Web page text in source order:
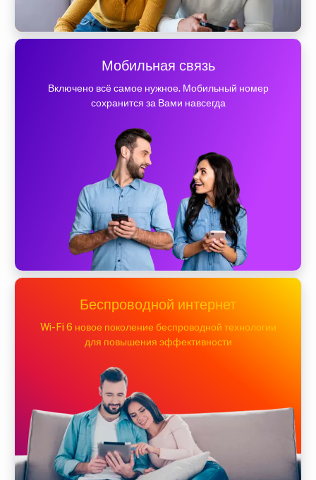
Мобильная связь
Включено всё самое нужное. Мобильный номер
сохранится за Вами навсегда
Беспроводной интернет
Wi-Fi 6 новое поколение беспроводной технологии
для повышения эффективности